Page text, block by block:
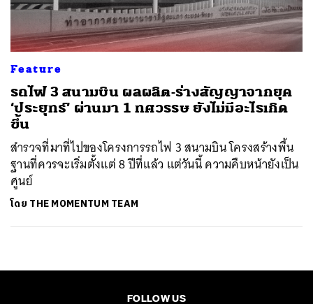
Feature
รถไฟ 3 สนามบิน ผลผลิต-ร่างสัญญาจากยุค
‘ประยุทธ์’ ผ่านมา 1 ทศวรรษ ยังไม่มีอะไรเกิด
ขึ้น
สำรวจที่มาที่ไปของโครงการรถไฟ 3 สนามบิน โครงสร้างพื้น
ฐานที่ควรจะเริ่มตั้งแต่ 8 ปีที่แล้ว แต่วันนี้ ความคืบหน้ายังเป็น
ศูนย์
โดย THE MOMENTUM TEAM
FOLLOW US
SHARE TWEET LINE EMAIL